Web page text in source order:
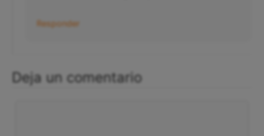
Responder
Deja un comentario